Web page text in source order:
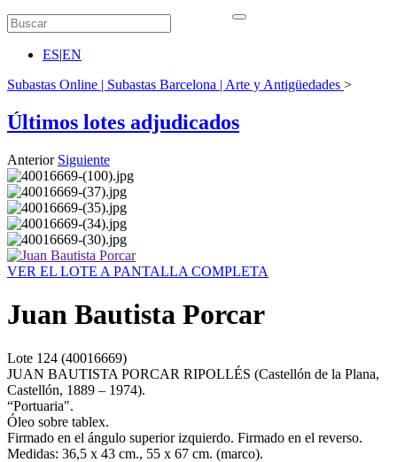
ES|EN
Subastas Online | Subastas Barcelona | Arte y Antigüedades >
Últimos lotes adjudicados
Anterior Siguiente
VER EL LOTE A PANTALLA COMPLETA
Juan Bautista Porcar
Lote 124 (40016669)
JUAN BAUTISTA PORCAR RIPOLLÉS (Castellón de la Plana,
Castellón, 1889 – 1974).
“Portuaria".
Óleo sobre tablex.
Firmado en el ángulo superior izquierdo. Firmado en el reverso.
Medidas: 36,5 x 43 cm., 55 x 67 cm. (marco).